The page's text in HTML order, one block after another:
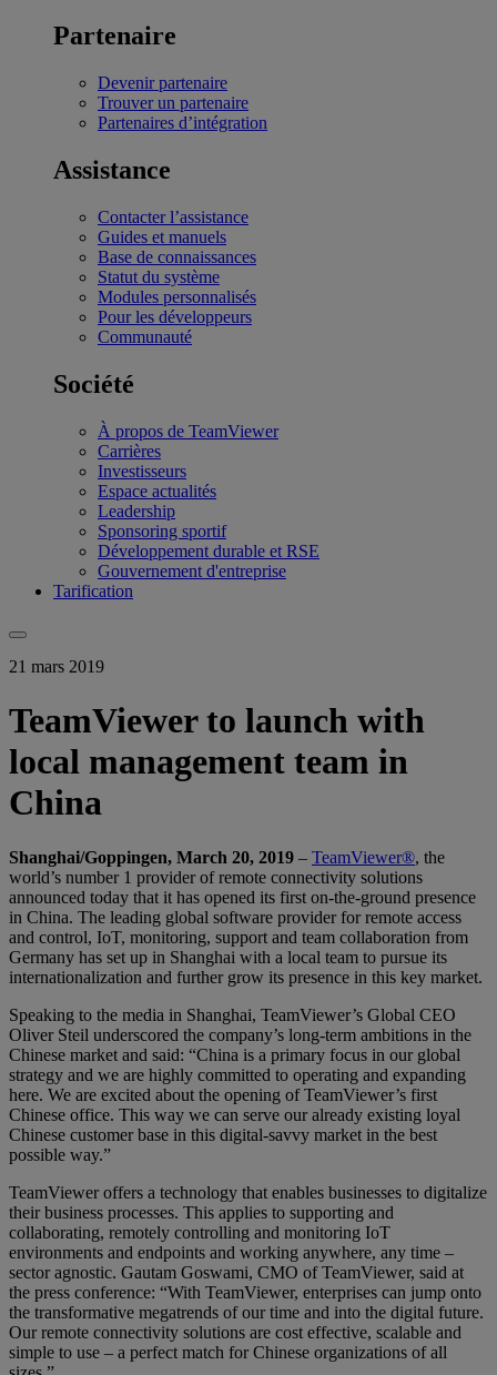
Partenaire
Devenir partenaire
Trouver un partenaire
Partenaires d’intégration
Assistance
Contacter l’assistance
Guides et manuels
Base de connaissances
Statut du système
Modules personnalisés
Pour les développeurs
Communauté
Société
À propos de TeamViewer
Carrières
Investisseurs
Espace actualités
Leadership
Sponsoring sportif
Développement durable et RSE
Gouvernement d'entreprise
Tarification
21 mars 2019
TeamViewer to launch with
local management team in
China
Shanghai/Goppingen, March 20, 2019 – TeamViewer®, the
world’s number 1 provider of remote connectivity solutions
announced today that it has opened its first on-the-ground presence
in China. The leading global software provider for remote access
and control, IoT, monitoring, support and team collaboration from
Germany has set up in Shanghai with a local team to pursue its
internationalization and further grow its presence in this key market.
Speaking to the media in Shanghai, TeamViewer’s Global CEO
Oliver Steil underscored the company’s long-term ambitions in the
Chinese market and said: “China is a primary focus in our global
strategy and we are highly committed to operating and expanding
here. We are excited about the opening of TeamViewer’s first
Chinese office. This way we can serve our already existing loyal
Chinese customer base in this digital-savvy market in the best
possible way.”
TeamViewer offers a technology that enables businesses to digitalize
their business processes. This applies to supporting and
collaborating, remotely controlling and monitoring IoT
environments and endpoints and working anywhere, any time –
sector agnostic. Gautam Goswami, CMO of TeamViewer, said at
the press conference: “With TeamViewer, enterprises can jump onto
the transformative megatrends of our time and into the digital future.
Our remote connectivity solutions are cost effective, scalable and
simple to use – a perfect match for Chinese organizations of all